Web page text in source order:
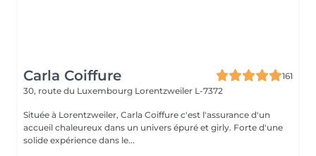
Carla Coiffure
161
30, route du Luxembourg Lorentzweiler L-7372
Située à Lorentzweiler, Carla Coiffure c'est l'assurance d'un
accueil chaleureux dans un univers épuré et girly. Forte d'une
solide expérience dans le...